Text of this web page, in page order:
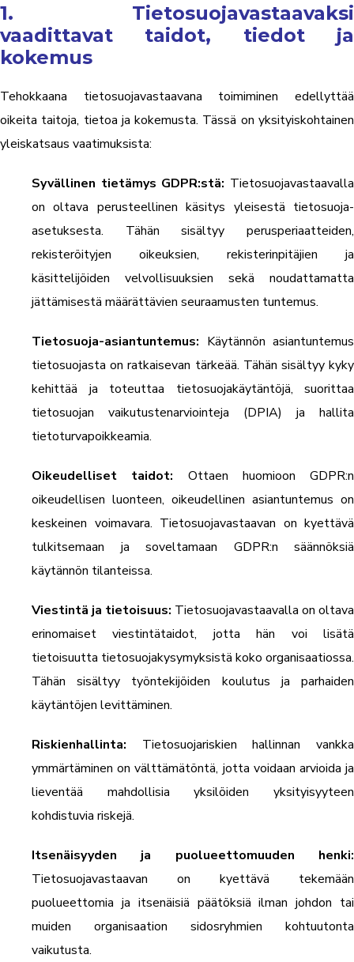
1. Tietosuojavastaavaksi
vaadittavat taidot, tiedot ja
kokemus
Tehokkaana tietosuojavastaavana toimiminen edellyttää
oikeita taitoja, tietoa ja kokemusta. Tässä on yksityiskohtainen
yleiskatsaus vaatimuksista:
Syvällinen tietämys GDPR:stä: Tietosuojavastaavalla
on oltava perusteellinen käsitys yleisestä tietosuoja-
asetuksesta. Tähän sisältyy perusperiaatteiden,
rekisteröityjen oikeuksien, rekisterinpitäjien ja
käsittelijöiden velvollisuuksien sekä noudattamatta
jättämisestä määrättävien seuraamusten tuntemus.
Tietosuoja-asiantuntemus: Käytännön asiantuntemus
tietosuojasta on ratkaisevan tärkeää. Tähän sisältyy kyky
kehittää ja toteuttaa tietosuojakäytäntöjä, suorittaa
tietosuojan vaikutustenarviointeja (DPIA) ja hallita
tietoturvapoikkeamia.
Oikeudelliset taidot: Ottaen huomioon GDPR:n
oikeudellisen luonteen, oikeudellinen asiantuntemus on
keskeinen voimavara. Tietosuojavastaavan on kyettävä
tulkitsemaan ja soveltamaan GDPR:n säännöksiä
käytännön tilanteissa.
Viestintä ja tietoisuus: Tietosuojavastaavalla on oltava
erinomaiset viestintätaidot, jotta hän voi lisätä
tietoisuutta tietosuojakysymyksistä koko organisaatiossa.
Tähän sisältyy työntekijöiden koulutus ja parhaiden
käytäntöjen levittäminen.
Riskienhallinta: Tietosuojariskien hallinnan vankka
ymmärtäminen on välttämätöntä, jotta voidaan arvioida ja
lieventää mahdollisia yksilöiden yksityisyyteen
kohdistuvia riskejä.
Itsenäisyyden ja puolueettomuuden henki:
Tietosuojavastaavan on kyettävä tekemään
puolueettomia ja itsenäisiä päätöksiä ilman johdon tai
muiden organisaation sidosryhmien kohtuutonta
vaikutusta.